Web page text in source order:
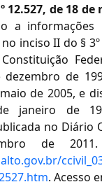
12.527, de 18
a
no inciso II do §
dezembro de
de 2005, e
janeiro de
no Diário
de 2011.
. Acesso